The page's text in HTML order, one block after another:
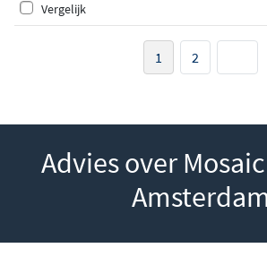
Vergelijk
1 2
Advies over
Amsterdam